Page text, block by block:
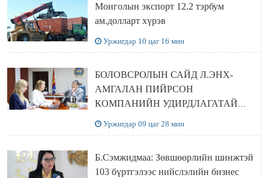
Монголын экспорт 12.2 тэрбум
ам.долларт хүрэв
Уржигдар 10 цаг 16 мин
БОЛОВСРОЛЫН САЙД Л.ЭНХ-
АМГАЛАН ПИЙРСОН
КОМПАНИЙН УДИРДЛАГАТАЙ
Уржигдар 09 цаг 28 мин
Б.Сэмжидмаа: Зөвшөөрлийн шинжтэй
103 бүртгэлээс нийслэлийн бизнес